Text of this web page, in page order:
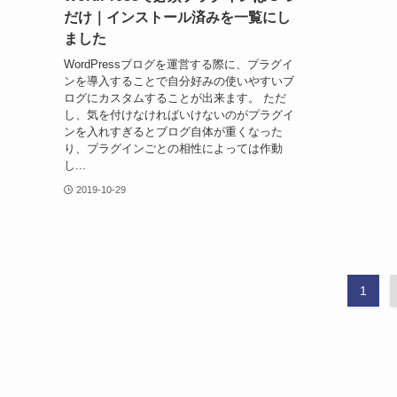
だけ｜インストール済みを一覧にし
ました
WordPressブログを運営する際に、プラグイ
ンを導入することで自分好みの使いやすいブ
ログにカスタムすることが出来ます。 ただ
し、気を付けなければいけないのがプラグイ
ンを入れすぎるとブログ自体が重くなった
り、プラグインごとの相性によっては作動
し...
2019-10-29
1